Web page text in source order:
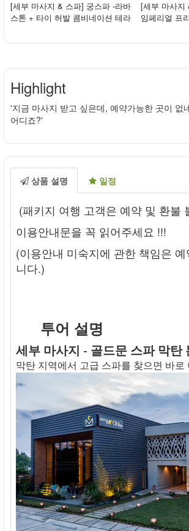
[세부 마사지 & 스파] 궁스파 -라바
스톤 + 타이 허발 콤비네이션 테라
[세부 마사지
임페리얼 프
Highlight
'지금 마사지 받고 싶은데, 예약가능한 곳이 없
어디죠?'
상품 설명 일정
(패키지 여행 고객은 예약 및
이용안내문을 꼭 읽어주세요 !!!
(이용안내 미숙지에 관한 책임은
니다.)
투어 설명
세부 마사지 - 골드문 스파 막탄
막탄 지역에서 고급 스파를 찾으면 바로